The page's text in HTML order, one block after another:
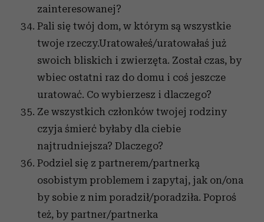
zainteresowanej?
Pali się twój dom, w którym są wszystkie
twoje rzeczy.Uratowałeś/uratowałaś już
swoich bliskich i zwierzęta. Został czas, by
wbiec ostatni raz do domu i coś jeszcze
uratować. Co wybierzesz i dlaczego?
Ze wszystkich członków twojej rodziny
czyja śmierć byłaby dla ciebie
najtrudniejsza? Dlaczego?
Podziel się z partnerem/partnerką
osobistym problemem i zapytaj, jak on/ona
by sobie z nim poradził/poradziła. Poproś
też, by partner/partnerka